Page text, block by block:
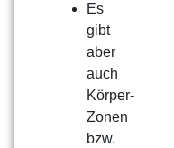
Es
gibt
aber
auch
Körper-
Zonen
bzw.